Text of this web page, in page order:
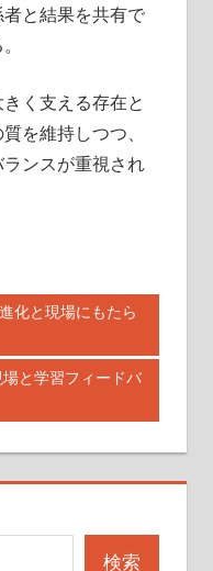
と結果を共有で
く支える存在と
を維持しつつ、
ンスが重視され
化と現場にもたら
と学習フィードバ
検索